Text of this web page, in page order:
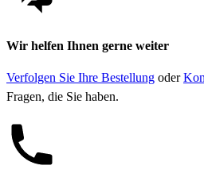
Wir helfen Ihnen gerne weiter
Verfolgen Sie Ihre Bestellung oder
Fragen, die Sie haben.